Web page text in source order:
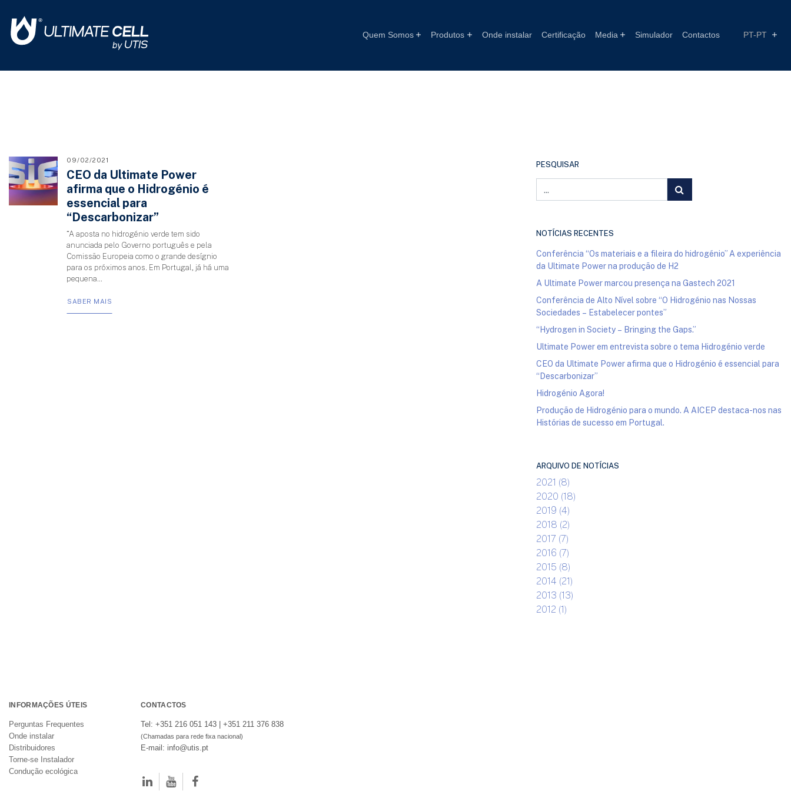
Quem Somos Produtos Onde instalar Certificação Media Simulador Contactos PT-PT
09/02/2021
CEO da Ultimate Power
afirma que o Hidrogénio é
essencial para
“Descarbonizar”
“A aposta no hidrogénio verde tem sido
anunciada pelo Governo português e pela
Comissão Europeia como o grande desígnio
para os próximos anos. Em Portugal, já há uma
pequena...
SABER MAIS
PESQUISAR
NOTÍCIAS RECENTES
Conferência “Os materiais e a fileira do hidrogénio” A experiência
da Ultimate Power na produção de H2
A Ultimate Power marcou presença na Gastech 2021
Conferência de Alto Nível sobre “O Hidrogénio nas Nossas
Sociedades – Estabelecer pontes”
“Hydrogen in Society – Bringing the Gaps.”
Ultimate Power em entrevista sobre o tema Hidrogénio verde
CEO da Ultimate Power afirma que o Hidrogénio é essencial para
“Descarbonizar”
Hidrogénio Agora!
Produção de Hidrogénio para o mundo. A AICEP destaca-nos nas
Histórias de sucesso em Portugal.
ARQUIVO DE NOTÍCIAS
2021 (8)
2020 (18)
2019 (4)
2018 (2)
2017 (7)
2016 (7)
2015 (8)
2014 (21)
2013 (13)
2012 (1)
INFORMAÇÕES ÚTEIS
Perguntas Frequentes
Onde instalar
Distribuidores
Torne-se Instalador
Condução ecológica
CONTACTOS
Tel: +351 216 051 143 | +351 211 376 838
(Chamadas para rede fixa nacional)
E-mail: info@utis.pt